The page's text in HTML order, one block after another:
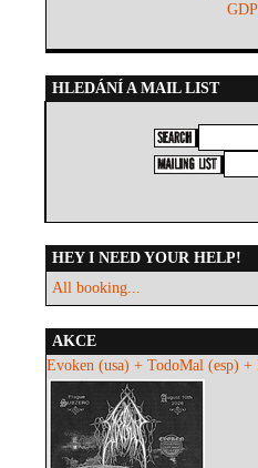
HLEDÁNÍ A MAIL LIST
HEY I NEED YOUR HELP!
All booking...
AKCE
Evoken (usa) + TodoMal (esp)